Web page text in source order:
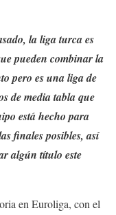
la liga turca es
pueden combinar la
pero es una liga de
de media tabla que
está hecho para
finales posibles, así
algún título este
en Euroliga, con el